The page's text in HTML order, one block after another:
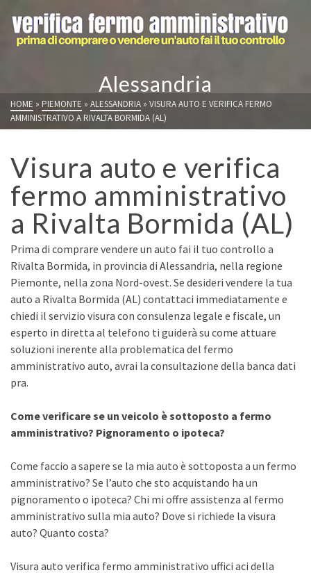
Alessandria
HOME » PIEMONTE » ALESSANDRIA » VISURA AUTO E VERIFICA FERMO
AMMINISTRATIVO A RIVALTA BORMIDA (AL)
Visura auto e verifica
fermo amministrativo
a Rivalta Bormida (AL)
Prima di comprare vendere un auto fai il tuo controllo a
Rivalta Bormida, in provincia di Alessandria, nella regione
Piemonte, nella zona Nord-ovest. Se desideri vendere la tua
auto a Rivalta Bormida (AL) contattaci immediatamente e
chiedi il servizio visura con consulenza legale e fiscale, un
esperto in diretta al telefono ti guiderà su come attuare
soluzioni inerente alla problematica del fermo
amministrativo auto, avrai la consultazione della banca dati
pra.
Come verificare se un veicolo è sottoposto a fermo
amministrativo? Pignoramento o ipoteca?
Come faccio a sapere se la mia auto è sottoposta a un fermo
amministrativo? Se l’auto che sto acquistando ha un
pignoramento o ipoteca? Chi mi offre assistenza al fermo
amministrativo sulla mia auto? Dove si richiede la visura
auto? Quanto costa?
Visura auto verifica fermo amministrativo uffici aci della